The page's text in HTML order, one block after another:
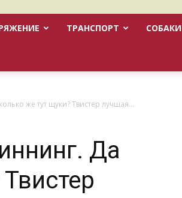
ТРАНСПОРТ CОБАКИ
же тут щуки? Твистер лучшая...
Да